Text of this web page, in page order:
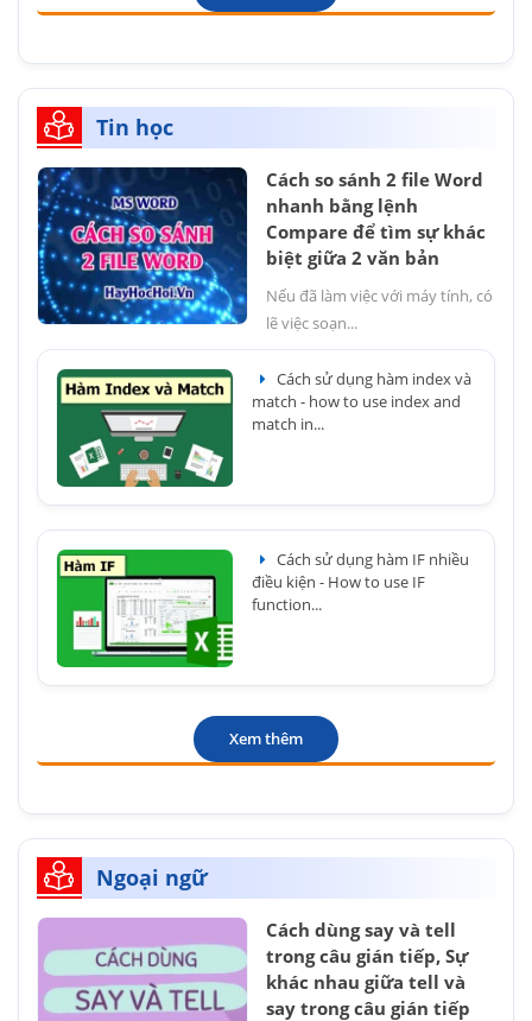
Tin học
Cách so sánh 2 file Word
nhanh bằng lệnh
Compare để tìm sự khác
biệt giữa 2 văn bản
Nếu đã làm việc với máy tính, có
lẽ việc soạn...
Cách sử dụng hàm index và
match - how to use index and
match in...
Cách sử dụng hàm IF nhiều
điều kiện - How to use IF
function...
Xem thêm
Ngoại ngữ
Cách dùng say và tell
trong câu gián tiếp, Sự
khác nhau giữa tell và
say trong câu gián tiếp